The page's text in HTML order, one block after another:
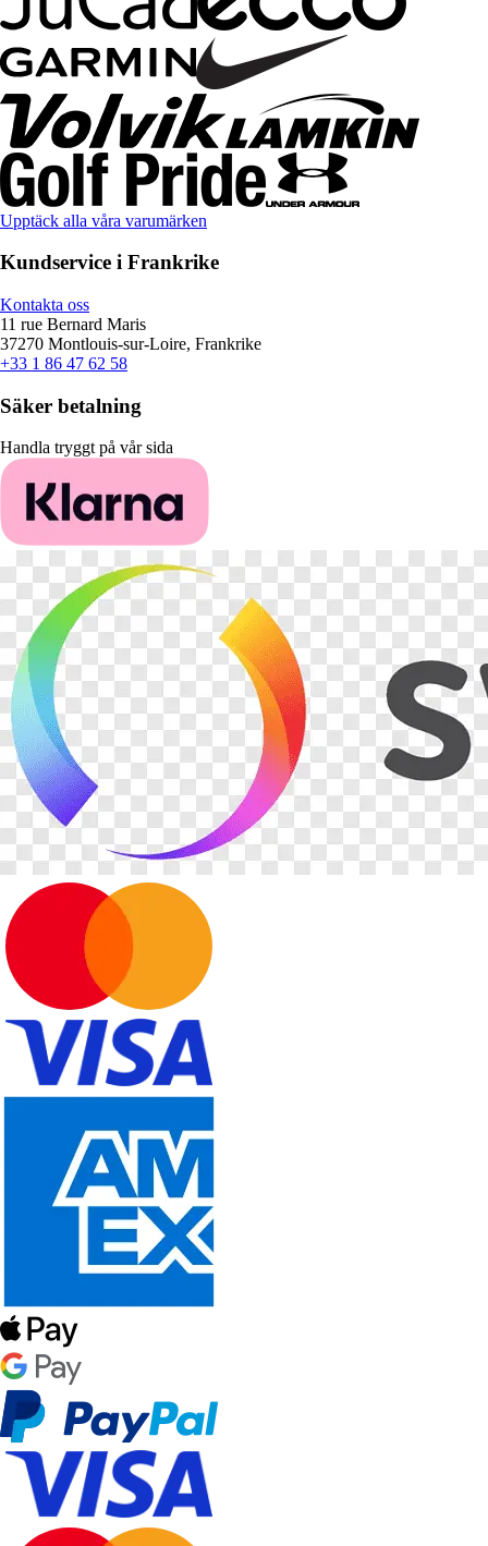
Upptäck alla våra varumärken
Kundservice i Frankrike
Kontakta oss
11 rue Bernard Maris
37270 Montlouis-sur-Loire, Frankrike
+33 1 86 47 62 58
Säker betalning
Handla tryggt på vår sida